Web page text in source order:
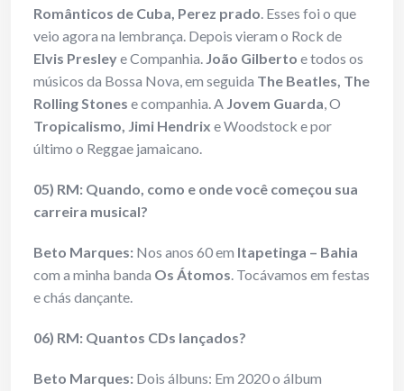
Românticos de Cuba, Perez prado. Esses foi o que
veio agora na lembrança. Depois vieram o Rock de
Elvis Presleye Companhia. João Gilberto e todos os
músicos da Bossa Nova, em seguida The Beatles, The
Rolling Stones e companhia. A Jovem Guarda, O
Tropicalismo, Jimi Hendrix e Woodstock e por
último o Reggae jamaicano.
05) RM: Quando, como e onde você começou sua
carreira musical?
Beto Marques: Nos anos 60 em Itapetinga – Bahia
com a minha banda Os Átomos. Tocávamos em festas
e chás dançante.
06) RM: Quantos CDs lançados?
Beto Marques: Dois álbuns: Em 2020 o álbum